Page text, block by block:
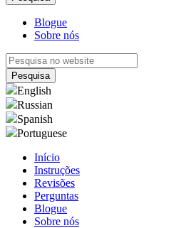
Blogue
Sobre nós
English
Russian
Spanish
Portuguese
Início
Instruções
Revisões
Perguntas
Blogue
Sobre nós